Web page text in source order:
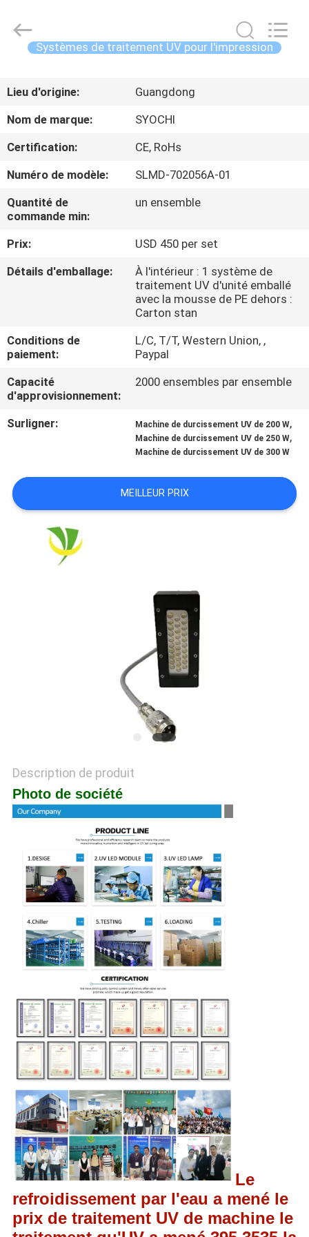
PRODUITS
SUJET
DE
VISITE
CONTRÔLE
DE
QUALITÉ
CONTACTEZ-
NOUVELLES
DEMANDEZ
Syochi
Electronics
Systèmes de traitement UV pour l'impression
Lieu d'origine:
Guangdong
Nom de marque:
SYOCHI
Certification:
CE, RoHs
Numéro de modèle:
SLMD-702056A-01
Quantité de
commande min:
un ensemble
Prix:
USD 450 per set
Détails d'emballage:
À l'intérieur : 1 système de
traitement UV d'unité emballé
avec la mousse de PE dehors :
Carton stan
Conditions de
paiement:
L/C, T/T, Western Union, ,
Paypal
Capacité
d'approvisionnement:
2000 ensembles par ensemble
Surligner: Machine de durcissement UV de 200 W,
Machine de durcissement UV de 250 W,
Machine de durcissement UV de 300 W
MEILLEUR PRIX
Description de produit
Photo de société
Le
refroidissement par l'eau a mené le
prix de traitement UV de machine le